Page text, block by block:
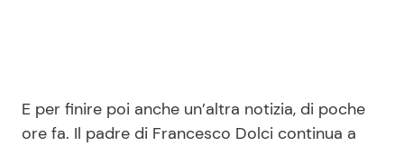
E per finire poi anche un’altra notizia, di poche
ore fa. Il padre di Francesco Dolci continua a